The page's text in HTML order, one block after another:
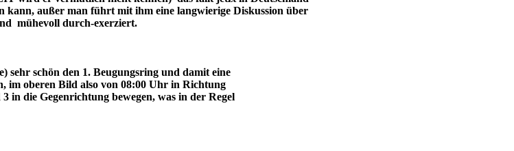
außer man führt mit ihm eine langwierige Diskussion über
mühevoll durch-exerziert.
schön den 1. Beugungsring und damit eine
im oberen Bild also von 08:00 Uhr in Richtung
die Gegenrichtung bewegen, was in der Regel